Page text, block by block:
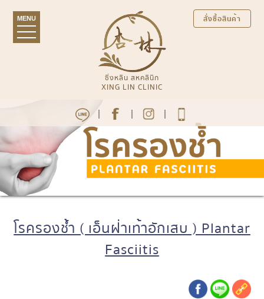
MENU
ซิ่งหลิน สหคลินิก
XING LIN CLINIC
สั่งซื้อสินค้า
| | |
โรครองช้ำ ( เอ็นฝ่าเท้าอักเสบ ) Plantar
Fasciitis